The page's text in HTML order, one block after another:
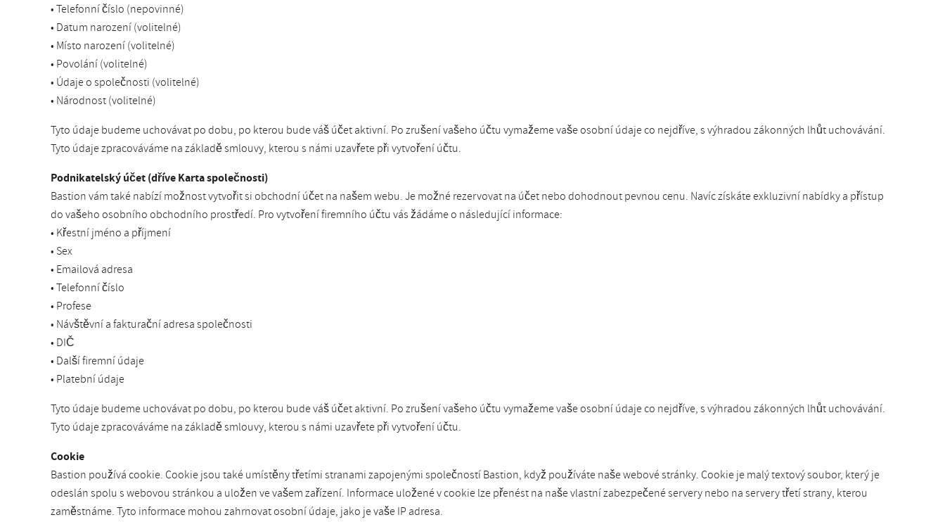
• Telefonní číslo (nepovinné)
• Datum narození (volitelné)
• Místo narození (volitelné)
• Povolání (volitelné)
• Údaje o společnosti (volitelné)
• Národnost (volitelné)
Tyto údaje budeme uchovávat po dobu, po kterou bude váš účet aktivní. Po zrušení vašeho účtu vymažeme vaše osobní údaje co nejdříve, s výhradou zákonných lhůt uchovávání.
Tyto údaje zpracováváme na základě smlouvy, kterou s námi uzavřete při vytvoření účtu.
Podnikatelský účet (dříve Karta společnosti)
Bastion vám také nabízí možnost vytvořit si obchodní účet na našem webu. Je možné rezervovat na účet nebo dohodnout pevnou cenu. Navíc získáte exkluzivní nabídky a přístup
do vašeho osobního obchodního prostředí. Pro vytvoření firemního účtu vás žádáme o následující informace:
• Křestní jméno a příjmení
• Sex
• Emailová adresa
• Telefonní číslo
• Profese
• Návštěvní a fakturační adresa společnosti
• DIČ
• Další firemní údaje
• Platební údaje
Tyto údaje budeme uchovávat po dobu, po kterou bude váš účet aktivní. Po zrušení vašeho účtu vymažeme vaše osobní údaje co nejdříve, s výhradou zákonných lhůt uchovávání.
Tyto údaje zpracováváme na základě smlouvy, kterou s námi uzavřete při vytvoření účtu.
Cookie
Bastion používá cookie. Cookie jsou také umístěny třetími stranami zapojenými společností Bastion, když používáte naše webové stránky. Cookie je malý textový soubor, který je
odeslán spolu s webovou stránkou a uložen ve vašem zařízení. Informace uložené v cookie lze přenést na naše vlastní zabezpečené servery nebo na servery třetí strany, kterou
zaměstnáme. Tyto informace mohou zahrnovat osobní údaje, jako je vaše IP adresa.